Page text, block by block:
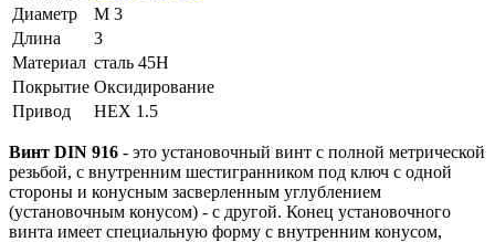
Диаметр
М 3
Длина
3
Материал сталь 45Н
Покрытие Оксидирование
Привод
HEX 1.5
Винт DIN 916 - это установочный винт с полной метрической
резьбой, с внутренним шестигранником под ключ с одной
стороны и конусным засверленным углублением
(установочным конусом) - с другой. Конец установочного
винта имеет специальную форму с внутренним конусом,